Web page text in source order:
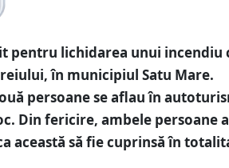
pentru lichidarea unui incendiu
în municipiul Satu Mare.
persoane se aflau în
Din fericire, ambele persoane
această să fie cuprinsă în